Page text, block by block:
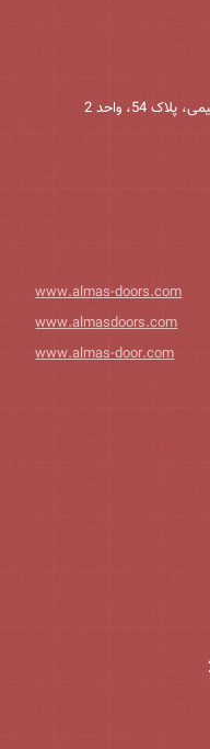
54، واحد 2
www.almas-doors.com
www.almasdoors.com
www.almas-door.com